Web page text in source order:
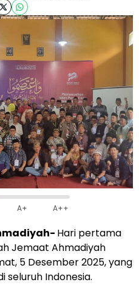
A+ A++
Hari pertama
Jemaat Ahmadiyah
5 Desember 2025, yang
seluruh Indonesia.